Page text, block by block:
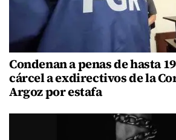
Condenan a penas de hasta
cárcel a exdirectivos de la
Argoz por estafa